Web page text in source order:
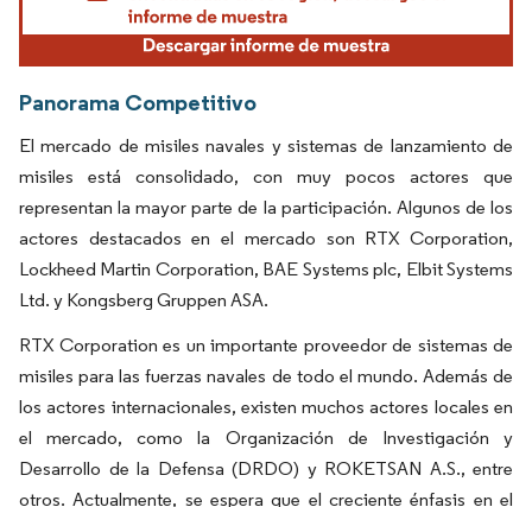
Panorama Competitivo
El mercado de misiles navales y sistemas de lanzamiento de
misiles está consolidado, con muy pocos actores que
representan la mayor parte de la participación. Algunos de los
actores destacados en el mercado son RTX Corporation,
Lockheed Martin Corporation, BAE Systems plc, Elbit Systems
Ltd. y Kongsberg Gruppen ASA.
RTX Corporation es un importante proveedor de sistemas de
misiles para las fuerzas navales de todo el mundo. Además de
los actores internacionales, existen muchos actores locales en
el mercado, como la Organización de Investigación y
Desarrollo de la Defensa (DRDO) y ROKETSAN A.S., entre
otros. Actualmente, se espera que el creciente énfasis en el